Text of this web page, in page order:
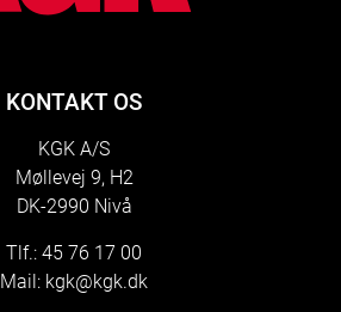
KONTAKT OS
KGK A/S
Møllevej 9, H2
DK-2990 Nivå
Tlf.: 45 76 17 00
Mail: kgk@kgk.dk